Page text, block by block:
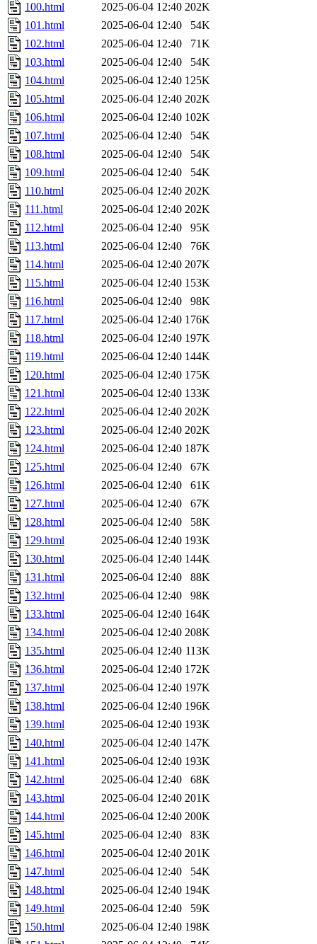
100.html
2025-06-04 12:40 202K
101.html
2025-06-04 12:40
54K
102.html
2025-06-04 12:40
71K
103.html
2025-06-04 12:40
54K
104.html
2025-06-04 12:40 125K
105.html
2025-06-04 12:40 202K
106.html
2025-06-04 12:40 102K
107.html
2025-06-04 12:40
54K
108.html
2025-06-04 12:40
54K
109.html
2025-06-04 12:40
54K
110.html
2025-06-04 12:40 202K
111.html
2025-06-04 12:40 202K
112.html
2025-06-04 12:40
95K
113.html
2025-06-04 12:40
76K
114.html
2025-06-04 12:40 207K
115.html
2025-06-04 12:40 153K
116.html
2025-06-04 12:40
98K
117.html
2025-06-04 12:40 176K
118.html
2025-06-04 12:40 197K
119.html
2025-06-04 12:40 144K
120.html
2025-06-04 12:40 175K
121.html
2025-06-04 12:40 133K
122.html
2025-06-04 12:40 202K
123.html
2025-06-04 12:40 202K
124.html
2025-06-04 12:40 187K
125.html
2025-06-04 12:40
67K
126.html
2025-06-04 12:40
61K
127.html
2025-06-04 12:40
67K
128.html
2025-06-04 12:40
58K
129.html
2025-06-04 12:40 193K
130.html
2025-06-04 12:40 144K
131.html
2025-06-04 12:40
88K
132.html
2025-06-04 12:40
98K
133.html
2025-06-04 12:40 164K
134.html
2025-06-04 12:40 208K
135.html
2025-06-04 12:40 113K
136.html
2025-06-04 12:40 172K
137.html
2025-06-04 12:40 197K
138.html
2025-06-04 12:40 196K
139.html
2025-06-04 12:40 193K
140.html
2025-06-04 12:40 147K
141.html
2025-06-04 12:40 193K
142.html
2025-06-04 12:40
68K
143.html
2025-06-04 12:40 201K
144.html
2025-06-04 12:40 200K
145.html
2025-06-04 12:40
83K
146.html
2025-06-04 12:40 201K
147.html
2025-06-04 12:40
54K
148.html
2025-06-04 12:40 194K
149.html
2025-06-04 12:40
59K
150.html
2025-06-04 12:40 198K